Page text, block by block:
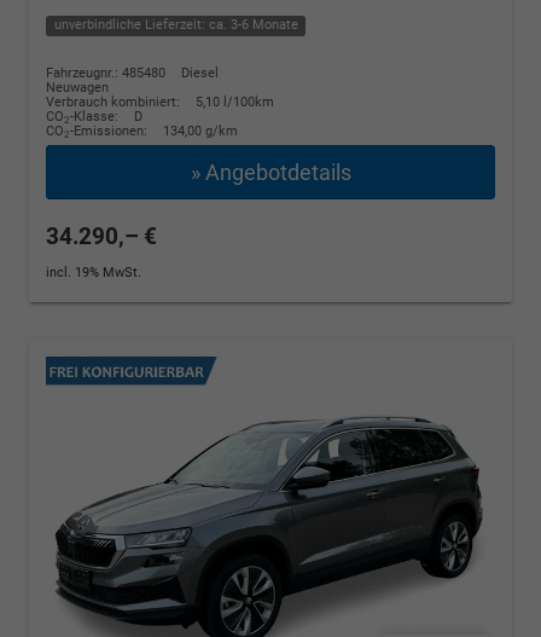
unverbindliche Lieferzeit: ca. 3-6 Monate
Fahrzeugnr.: 485480
Diesel
Neuwagen
Verbrauch kombiniert:
5,10 l/100km
CO2-Klasse:
D
CO2-Emissionen: 134,00 g/km
» Angebotdetails
34.290,– €
incl. 19% MwSt.